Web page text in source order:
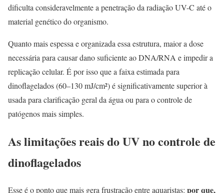
dificulta consideravelmente a penetração da radiação UV-C até o
material genético do organismo.
Quanto mais espessa e organizada essa estrutura, maior a dose
necessária para causar dano suficiente ao DNA/RNA e impedir a
replicação celular. É por isso que a faixa estimada para
dinoflagelados (60–130 mJ/cm²) é significativamente superior à
usada para clarificação geral da água ou para o controle de
patógenos mais simples.
As limitações reais do UV no controle de
dinoflagelados
Esse é o ponto que mais gera frustração entre aquaristas: por que,